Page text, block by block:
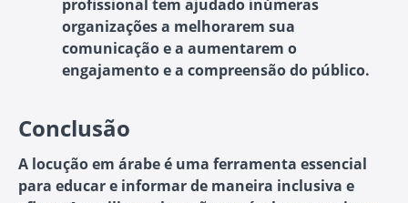
profissional tem ajudado inúmeras
organizações a melhorarem sua
comunicação e a aumentarem o
engajamento e a compreensão do público.
Conclusão
A locução em árabe é uma ferramenta essencial
para educar e informar de maneira inclusiva e